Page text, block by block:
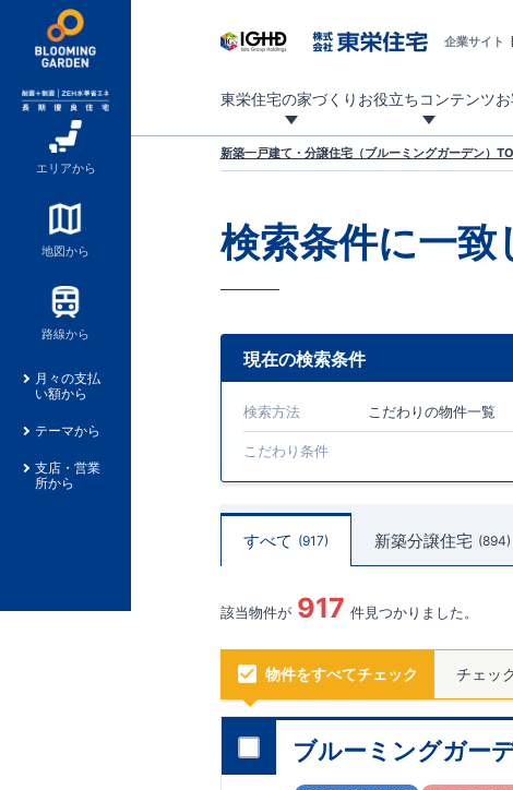
エリアから
地図から
路線から
月々の支払
い額から
テーマから
支店・営業
所から
企業サイト
東栄住宅の家づくり お役立ちコンテンツ
新築一戸建て・分譲住宅（ブルーミングガーデン）
検索条件に一致
現在の検索条件
検索方法 こだわりの物件一覧
こだわり条件
すべて 917 新築分譲住宅 894
該当物件が 917 件見つかりました。
物件をすべてチェック チェッ
ブルーミングガー